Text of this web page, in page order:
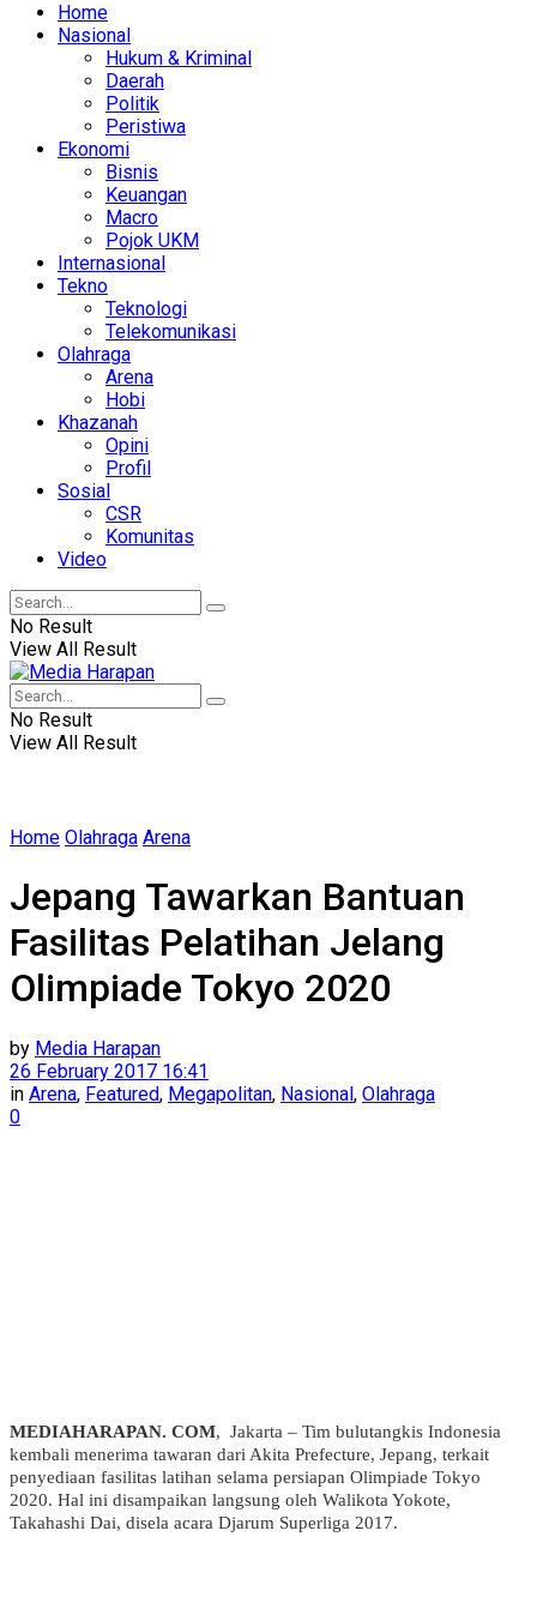
Home
Nasional
Hukum & Kriminal
Daerah
Politik
Peristiwa
Ekonomi
Bisnis
Keuangan
Macro
Pojok UKM
Internasional
Tekno
Teknologi
Telekomunikasi
Olahraga
Arena
Hobi
Khazanah
Opini
Profil
Sosial
CSR
Komunitas
Video
No Result
View All Result
No Result
View All Result
Home Olahraga Arena
Jepang Tawarkan Bantuan
Fasilitas Pelatihan Jelang
Olimpiade Tokyo 2020
by Media Harapan
26 February 2017 16:41
in Arena, Featured, Megapolitan, Nasional, Olahraga
0
MEDIAHARAPAN. COM, Jakarta – Tim bulutangkis Indonesia
kembali menerima tawaran dari Akita Prefecture, Jepang, terkait
penyediaan fasilitas latihan selama persiapan Olimpiade Tokyo
2020. Hal ini disampaikan langsung oleh Walikota Yokote,
Takahashi Dai, disela acara Djarum Superliga 2017.